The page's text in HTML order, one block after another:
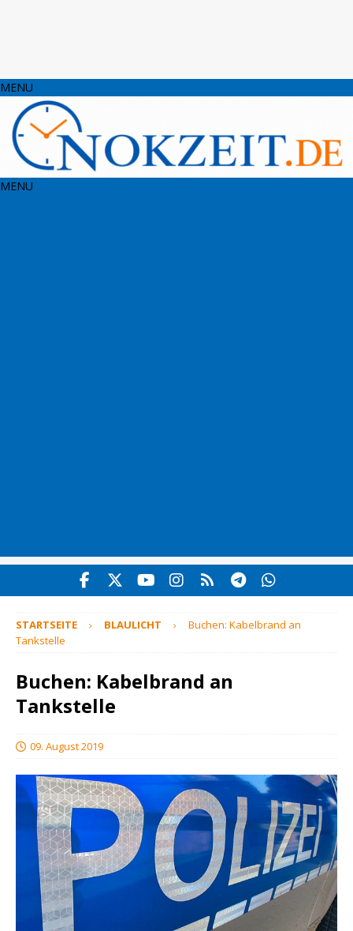
MENU
MENU
STARTSEITE BLAULICHT
Buchen: Kabelbrand an
Tankstelle
Buchen: Kabelbrand an
Tankstelle
09. August 2019